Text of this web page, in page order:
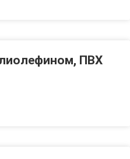
ПВХ